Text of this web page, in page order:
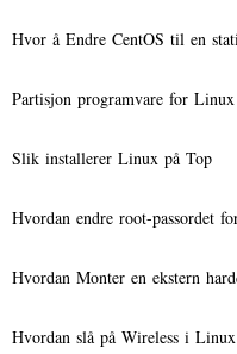
Hvor å Endre CentOS til en
Partisjon programvare for Linux
Slik installerer Linux på Top
Hvordan endre root-passordet
Hvordan Monter en ekstern
Hvordan slå på Wireless i